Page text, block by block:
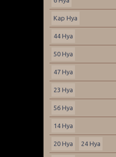
Kap Hya
44 Hya
50 Hya
47 Hya
23 Hya
56 Hya
14 Hya
20 Hya 24 Hya